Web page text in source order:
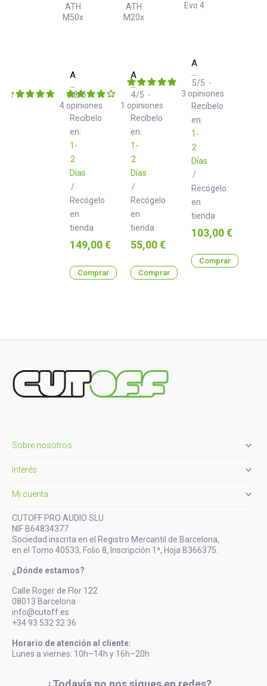
Audio
Technica
ATH
M50x
Recíbelo
en:
1-
2
Días
/
Recógelo
en
tienda
4.8/5-
4 opiniones
Precio
149,00 €
Comprar
Audio
Technica
ATH
M20x
Recíbelo
en:
1-
2
Días
/
Recógelo
en
tienda
4/5 -
1 opiniones
Precio
55,00 €
Comprar
Audient
EVO
4
Recíbelo
en:
1-
2
Días
/
Recógelo
en
tienda
5/5 -
3 opiniones
Precio
103,00 €
Comprar
Sobre nosotros 
Interés 
Mi cuenta 
CUTOFF PRO AUDIO SLU
NIF B64834377
Sociedad inscrita en el Registro Mercantil de Barcelona,
en el Tomo 40533, Folio 8, Inscripción 1ª, Hoja B366375.
¿Dónde estamos?
Calle Roger de Flor 122
08013 Barcelona
info@cutoff.es
+34 93 532 32 36
Horario de atención al cliente:
Lunes a viernes: 10h–14h y 16h–20h